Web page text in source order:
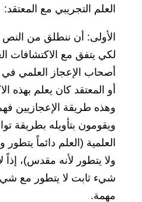
العلم التجريبي مع المعتقد:
الأولى: أن ننطلق من النص
لكي يتفق مع الاكتشافات
أصحاب الإعجاز العلمي في
أو المعتقد كان يعلم بهذه
وهذه طريقة الإعجازيين
ويقومون بتأويله بطريقة
العلمية (العلم دائماً يتطور
ولا يتطور لأنه مقدس)، إذاً
شيء ثابت لا يتطور مع
مهمة.